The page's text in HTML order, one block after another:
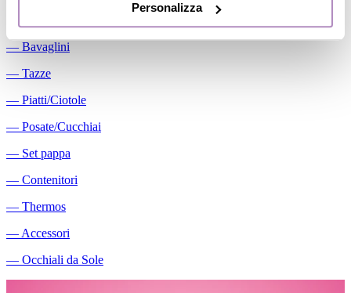
Personalizza
― Bavaglini
― Tazze
― Piatti/Ciotole
― Posate/Cucchiai
― Set pappa
― Contenitori
― Thermos
― Accessori
― Occhiali da Sole